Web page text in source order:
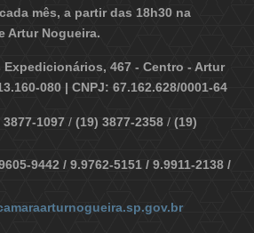
mês, a partir das 18h30 na
Artur Nogueira.
Expedicionários, 467 - Centro - Artur
080 | CNPJ: 67.162.628/0001-64
3877-1097 / (19) 3877-2358 / (19)
9442 / 9.9762-5151 / 9.9911-2138 /